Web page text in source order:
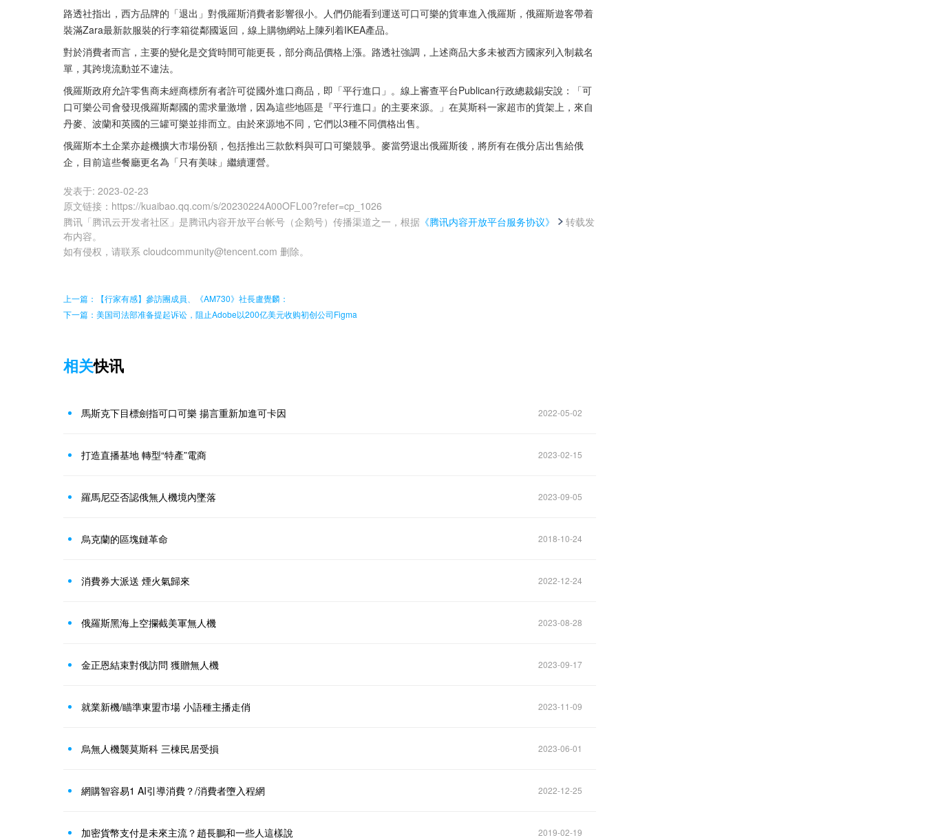
路透社指出，西方品牌的「退出」對俄羅斯消費者影響很小。人們仍能看到運送可口可樂的貨車進入俄羅斯，俄羅斯遊客帶着
裝滿Zara最新款服裝的行李箱從鄰國返回，線上購物網站上陳列着IKEA產品。
對於消費者而言，主要的變化是交貨時間可能更長，部分商品價格上漲。路透社強調，上述商品大多未被西方國家列入制裁名
單，其跨境流動並不違法。
俄羅斯政府允許零售商未經商標所有者許可從國外進口商品，即「平行進口」。線上審查平台Publican行政總裁錫安說：「可
口可樂公司會發現俄羅斯鄰國的需求量激增，因為這些地區是『平行進口』的主要來源。」在莫斯科一家超市的貨架上，來自
丹麥、波蘭和英國的三罐可樂並排而立。由於來源地不同，它們以3種不同價格出售。
俄羅斯本土企業亦趁機擴大市場份額，包括推出三款飲料與可口可樂競爭。麥當勞退出俄羅斯後，將所有在俄分店出售給俄
企，目前這些餐廳更名為「只有美味」繼續運營。
发表于: 2023-02-23
原文链接 ： https://kuaibao.qq.com/s/20230224A00OFL00?refer=cp_1026
腾讯「腾讯云开发者社区」是腾讯内容开放平台帐号（企鹅号）传播渠道之一，根据 《腾讯内容开放平台服务协议》
转载发
布内容。
如有侵权，请联系 cloudcommunity@tencent.com 删除。
上一篇：【行家有感】參訪團成員、《AM730》社長盧覺麟：
下一篇：美国司法部准备提起诉讼，阻止Adobe以200亿美元收购初创公司Figma
相关快讯
馬斯克下目標劍指可口可樂 揚言重新加進可卡因 2022-05-02
打造直播基地 轉型“特產”電商 2023-02-15
羅馬尼亞否認俄無人機境內墜落 2023-09-05
烏克蘭的區塊鏈革命 2018-10-24
消費券大派送 煙火氣歸來 2022-12-24
俄羅斯黑海上空攔截美軍無人機 2023-08-28
金正恩結束對俄訪問 獲贈無人機 2023-09-17
就業新機/瞄準東盟市場 小語種主播走俏 2023-11-09
烏無人機襲莫斯科 三棟民居受損 2023-06-01
網購智容易1 AI引導消費？/消費者墮入程網 2022-12-25
加密貨幣支付是未來主流？趙長鵬和一些人這樣說 2019-02-19